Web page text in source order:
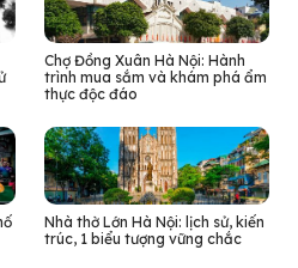
Chợ Đồng Xuân Hà Nội: Hành
trình mua sắm và khám phá ẩm
thực độc đáo
Nhà thờ Lớn Hà Nội: lịch sử, kiến
trúc, 1 biểu tượng vững chắc